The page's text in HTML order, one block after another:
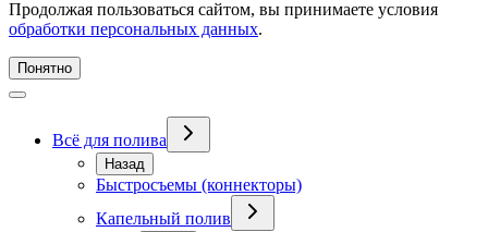
Продолжая пользоваться сайтом, вы принимаете условия
обработки персональных данных.
Понятно
Всё для полива
Назад
Быстросъемы (коннекторы)
Капельный полив